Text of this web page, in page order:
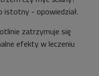
istotny - opowiedział.
zatrzymuje się
efekty w leczeniu